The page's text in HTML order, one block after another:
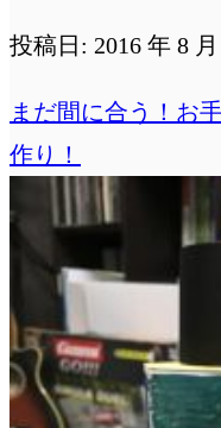
ロ
で
バ
イ
投稿日: 2016 年 8
まだ間に合う！お
作り！